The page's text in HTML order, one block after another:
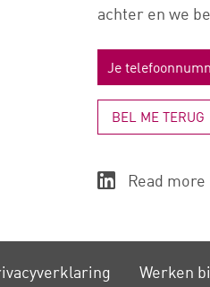
achter en we
BEL ME TERUG
Read more
Werken